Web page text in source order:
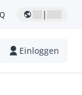
|
Einloggen